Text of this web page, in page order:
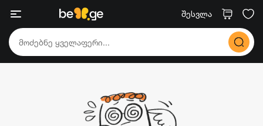
შესვლა